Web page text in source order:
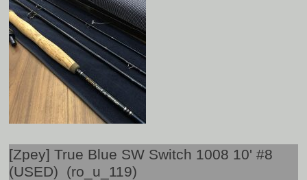
[Zpey] True Blue SW Switch 1008 10' #8
(USED) (ro_u_119)